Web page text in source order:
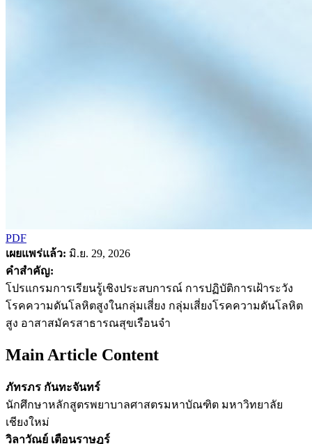
PDF
เผยแพร่แล้ว: มิ.ย. 29, 2026
คำสำคัญ:
โปรแกรมการเรียนรู้เชิงประสบการณ์ การปฏิบัติการเฝ้าระวัง
โรคความดันโลหิตสูงในกลุ่มเสี่ยง กลุ่มเสี่ยงโรคความดันโลหิต
สูง อาสาสมัครสาธารณสุขเรือนจำ
Main Article Content
ภัทรภร กันทะจันทร์
นักศึกษาหลักสูตรพยาบาลศาสตรมหาบัณฑิต มหาวิทยาลัย
เชียงใหม่
วิลาวัณย์ เตือนราษฎร์